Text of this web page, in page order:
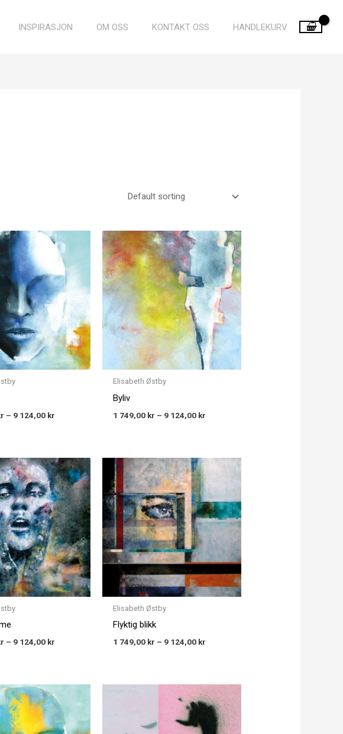
INSPIRASJON OM OSS KONTAKT OSS HANDLEKURV
– 9 124,00 kr
Price
range:
1 749,00 kr
through
9 124,00 kr
Elisabeth Østby
Byliv
1 749,00 kr – 9 124,00 kr
Price
range:
1 749,00 kr
through
9 124,00 kr
– 9 124,00 kr
Price
range:
1 749,00 kr
through
9 124,00 kr
Elisabeth Østby
Flyktig blikk
1 749,00 kr – 9 124,00 kr
range:
through
9 124,00 kr
range:
1 749,00 kr
through
9 124,00 kr
Price
range:
1 749,00 kr
through
9 124,00 kr